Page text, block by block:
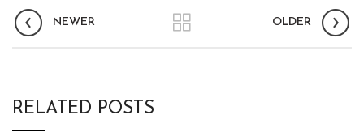
NEWER OLDER
RELATED POSTS